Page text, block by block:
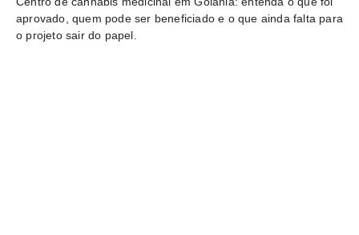
aprovado, quem pode ser beneficiado e o que ainda falta para
o projeto sair do papel.